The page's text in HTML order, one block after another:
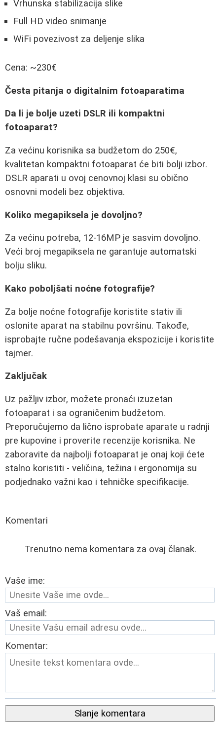
Vrhunska stabilizacija slike
Full HD video snimanje
WiFi povezivost za deljenje slika
Cena: ~230€
Česta pitanja o digitalnim fotoaparatima
Da li je bolje uzeti DSLR ili kompaktni
fotoaparat?
Za većinu korisnika sa budžetom do 250€,
kvalitetan kompaktni fotoaparat će biti bolji izbor.
DSLR aparati u ovoj cenovnoj klasi su obično
osnovni modeli bez objektiva.
Koliko megapiksela je dovoljno?
Za većinu potreba, 12-16MP je sasvim dovoljno.
Veći broj megapiksela ne garantuje automatski
bolju sliku.
Kako poboljšati noćne fotografije?
Za bolje noćne fotografije koristite stativ ili
oslonite aparat na stabilnu površinu. Takođe,
isprobajte ručne podešavanja ekspozicije i koristite
tajmer.
Zaključak
Uz pažljiv izbor, možete pronaći izuzetan
fotoaparat i sa ograničenim budžetom.
Preporučujemo da lično isprobate aparate u radnji
pre kupovine i proverite recenzije korisnika. Ne
zaboravite da najbolji fotoaparat je onaj koji ćete
stalno koristiti - veličina, težina i ergonomija su
podjednako važni kao i tehničke specifikacije.
Komentari
Trenutno nema komentara za ovaj članak.
Vaše ime:
Vaš email:
Komentar:
Slanje komentara